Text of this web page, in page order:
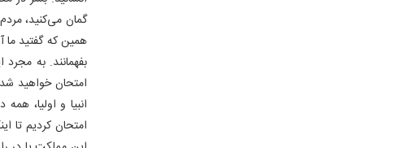
گمان می‌کنید،
همین که گفتید ما
بفهمانند. به
امتحان خواهید
انبیا و اولیا،
امتحان کردیم تا